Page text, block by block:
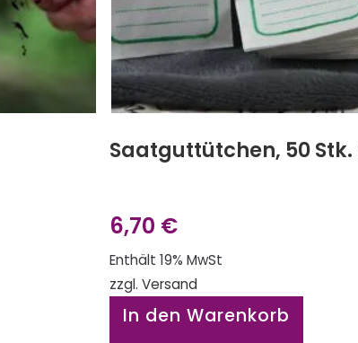
Saatguttütchen, 50 Stk.
6,70 €
Enthält 19% MwSt
zzgl. Versand
In den Warenkorb